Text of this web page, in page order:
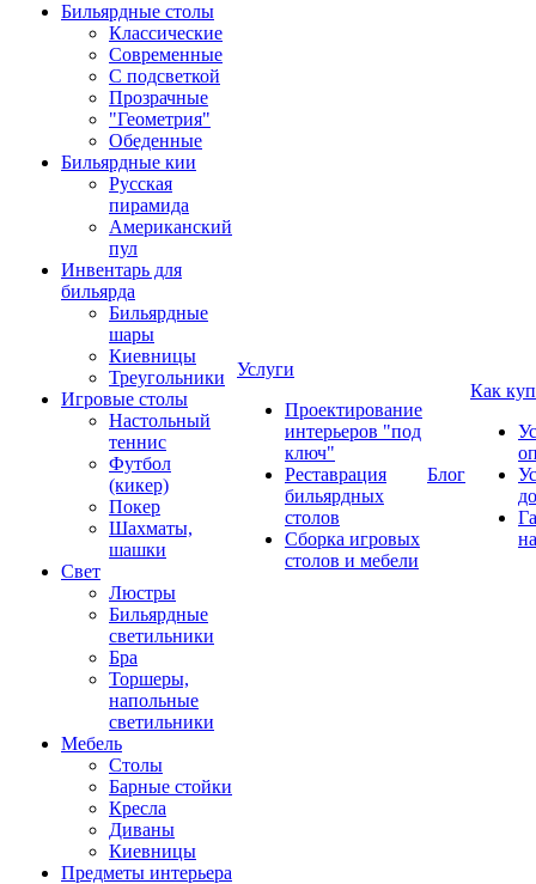
Бильярдные столы
Классические
Современные
С подсветкой
Прозрачные
"Геометрия"
Обеденные
Бильярдные кии
Русская
пирамида
Американский
пул
Инвентарь для
бильярда
Бильярдные
шары
Киевницы
Треугольники
Игровые столы
Настольный
теннис
Футбол
(кикер)
Покер
Шахматы,
шашки
Свет
Люстры
Бильярдные
светильники
Бра
Торшеры,
напольные
светильники
Мебель
Столы
Барные стойки
Кресла
Диваны
Киевницы
Предметы интерьера
Услуги
Проектирование
интерьеров "под
ключ"
Реставрация
бильярдных
столов
Сборка игровых
столов и мебели
Блог
Как